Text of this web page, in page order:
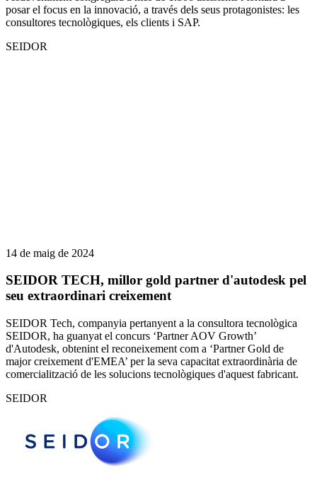
posar el focus en la innovació, a través dels seus protagonistes: les
consultores tecnològiques, els clients i SAP.
SEIDOR
14 de maig de 2024
SEIDOR TECH, millor gold partner d'autodesk pel
seu extraordinari creixement
SEIDOR Tech, companyia pertanyent a la consultora tecnològica
SEIDOR, ha guanyat el concurs ‘Partner AOV Growth’
d'Autodesk, obtenint el reconeixement com a ‘Partner Gold de
major creixement d'EMEA’ per la seva capacitat extraordinària de
comercialització de les solucions tecnològiques d'aquest fabricant.
SEIDOR